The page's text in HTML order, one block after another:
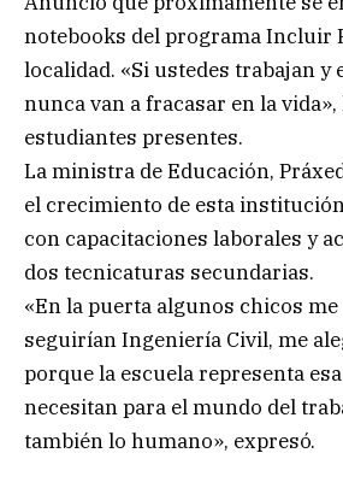
notebooks del programa Incluir
localidad. «Si ustedes trabajan y
nunca van a fracasar en la
estudiantes presentes.
La ministra de Educación,
el crecimiento de esta
con capacitaciones laborales y
dos tecnicaturas secundarias.
«En la puerta algunos chicos
seguirían Ingeniería Civil, me
porque la escuela representa
necesitan para el mundo del
también lo humano», expresó.